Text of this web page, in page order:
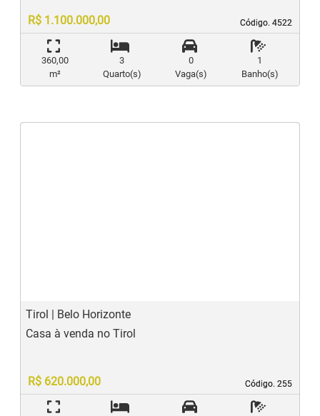
Código. 4522
Código. 4522
R$ 1.100.000,00
360,00
m²
3
Quarto(s)
0
Vaga(s)
1
Banho(s)
Tirol | Belo Horizonte
Código. 255
Código. 255
Casa à venda no Tirol
R$ 620.000,00